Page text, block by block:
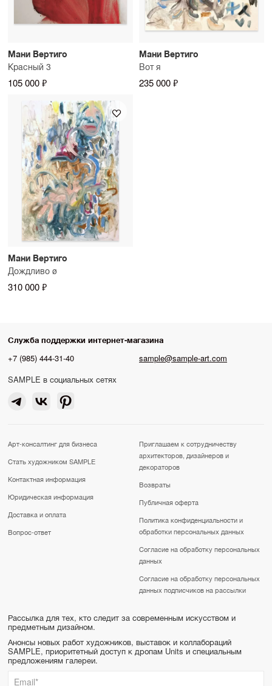
Мани Вертиго
Красный 3
105 000 ₽
Мани Вертиго
Вот я
235 000 ₽
Мани Вертиго
Дождливо ø
310 000 ₽
Служба поддержки интернет-магазина
+7 (985) 444-31-40
sample@sample-art.com
SAMPLE в социальных сетях
Арт-консалтинг для бизнеса
Стать художником SAMPLE
Контактная информация
Юридическая информация
Доставка и оплата
Вопрос-ответ
Приглашаем к сотрудничеству
архитекторов, дизайнеров и
декораторов
Возвраты
Публичная оферта
Политика конфиденциальности и
обработки персональных данных
Согласие на обработку персональных
данных
Согласие на обработку персональных
данных подписчиков на рассылки
Рассылка для тех, кто следит за современным искусством и
предметным дизайном.
Анонсы новых работ художников, выставок и коллабораций
SAMPLE, приоритетный доступ к дропам Units и специальным
предложениям галереи.